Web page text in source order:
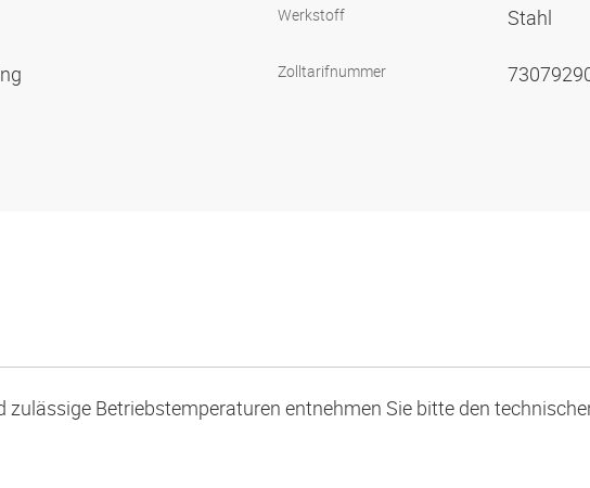
Werkstoff Stahl
Zolltarifnummer
Betriebstemperaturen entnehmen Sie bitte den